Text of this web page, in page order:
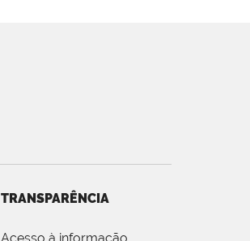
TRANSPARÊNCIA